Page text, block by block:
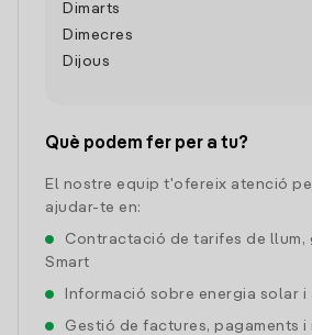
Dimarts
Dimecres
Dijous
Què podem fer per a tu?
El nostre equip t'ofereix atenció
ajudar-te en:
Contractació de tarifes de llum,
Smart
Informació sobre energia solar i
Gestió de factures, pagaments i